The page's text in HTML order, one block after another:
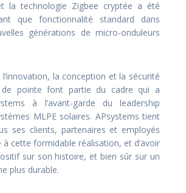
la technologie Zigbee cryptée a été
que fonctionnalité standard dans
générations de micro-onduleurs
la conception et la sécurité
de pointe font partie du cadre qui a
à l’avant-garde du leadership
MLPE solaires. APsystems tient
ses clients, partenaires et employés
à cette formidable réalisation, et d’avoir
sur son histoire, et bien sûr sur un
plus durable.